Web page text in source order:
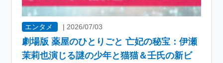
エンタメ |2026/07/03
劇場版 薬屋のひとりごと 亡妃の秘宝：伊瀬
茉莉也演じる謎の少年と猫猫＆壬氏の新ビ